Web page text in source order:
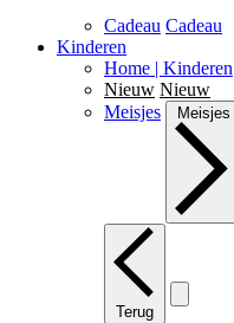
Cadeau Cadeau
Kinderen
Home | Kinderen
Nieuw Nieuw
Meisjes
Meisjes
Terug